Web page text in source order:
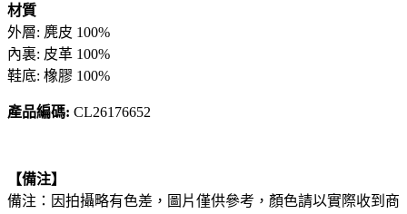
材質
外層: 麂皮 100%
內裏: 皮革 100%
鞋底: 橡膠 100%
產品編碼: CL26176652
【備注】
備注：因拍攝略有色差，圖片僅供參考，顏色請以實際收到商